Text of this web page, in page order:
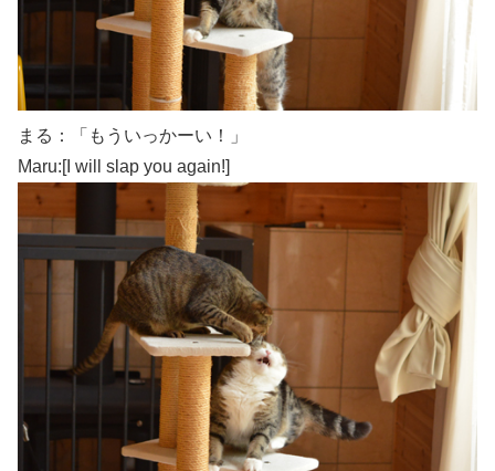
まる：「もういっかーい！」
Maru:[I will slap you again!]